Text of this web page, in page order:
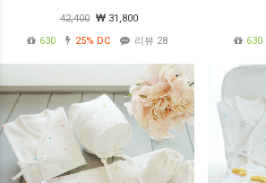
42,400
31,800
630
25% DC 리뷰 28
630